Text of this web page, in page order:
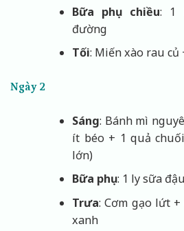
Bữa phụ chiều: 1
đường
Tối: Miến xào rau
Ngày 2
Sáng: Bánh mì
ít béo + 1 quả
lớn)
Bữa phụ: 1 ly sữa
Trưa: Cơm gạo lứt
xanh